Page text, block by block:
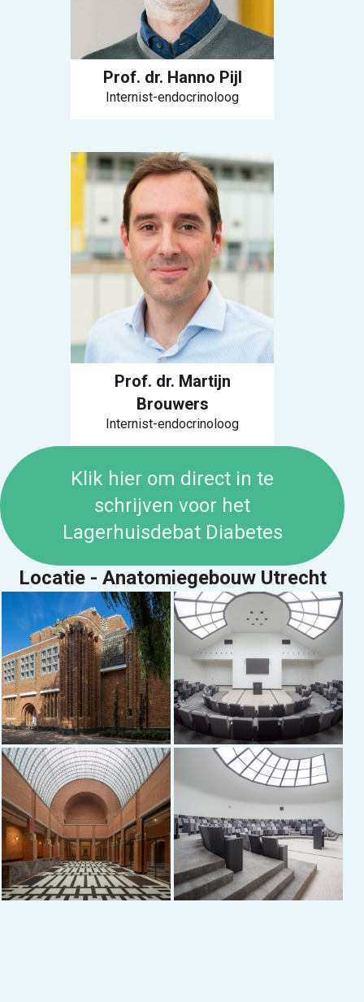
Prof. dr. Hanno Pijl
Internist-endocrinoloog
Prof. dr. Martijn
Brouwers
Internist-endocrinoloog
Klik hier om direct in te
schrijven voor het
Lagerhuisdebat Diabetes
Locatie - Anatomiegebouw Utrecht